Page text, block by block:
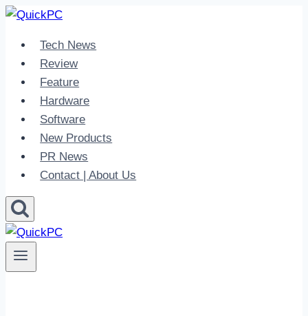
Skip
contentTech News
Review
Feature
Hardware
Software
New Products
PR News
Contact | About Us